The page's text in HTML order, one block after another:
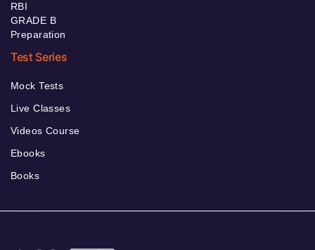
RBI
GRADE B
Preparation
Test Series
Mock Tests
Live Classes
Videos Course
Ebooks
Books